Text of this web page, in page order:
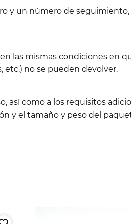
y un número de
las mismas condiciones en
etc.) no se pueden devolver.
así como a los requisitos
y el tamaño y peso del